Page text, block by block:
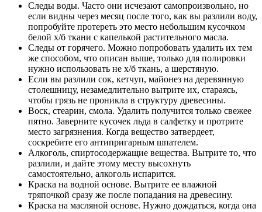
Следы воды. Часто они исчезают самопроизвольно, но
если видны через месяц после того, как вы разлили воду,
попробуйте протереть это место небольшим кусочком
белой х/б ткани с капелькой растительного масла.
Следы от горячего. Можно попробовать удалить их тем
же способом, что описан выше, только для полировки
нужно использовать не х/б ткань, а шерстяную.
Если вы разлили сок, кетчуп, майонез на деревянную
столешницу, незамедлительно вытрите их, стараясь,
чтобы грязь не проникла в структуру древесины.
Воск, стеарин, смола. Удалить получится только свежее
пятно. Заверните кусочек льда в салфетку и протрите
место загрязнения. Когда вещество затвердеет,
соскребите его антипригарным шпателем.
Алкоголь, спиртосодержащие вещества. Вытрите то, что
разлили, и дайте этому месту высохнуть
самостоятельно, алкоголь испарится.
Краска на водной основе. Вытрите ее влажной
тряпочкой сразу же после попадания на древесину.
Краска на масляной основе. Нужно дождаться, когда она